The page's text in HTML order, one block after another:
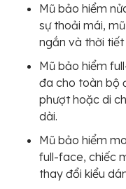
Mũ bảo hiểm
sự thoải mái,
ngắn và thời
Mũ bảo hiểm
đa cho toàn bộ
phượt hoặc di
dài.
Mũ bảo hiểm
full-face, chiếc
thay đổi kiểu